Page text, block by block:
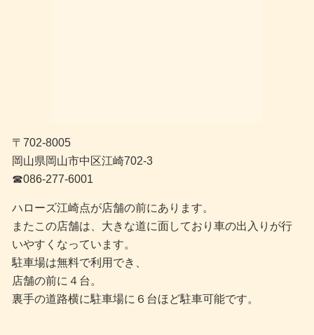
〒702-8005
岡山県岡山市中区江崎702-3
☎︎086-277-6001
ハローズ江崎点が店舗の前にあります。
またこの店舗は、大きな道に面しており車の出入りが行
いやすくなっています。
駐車場は無料で利用でき、
店舗の前に４台。
裏手の道路横に駐車場に６台ほど駐車可能です。